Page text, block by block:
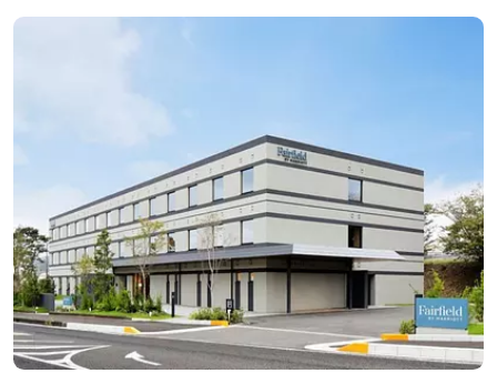
くに点在し、和歌山・奈良の遺産や名所からも近いことから観光ア